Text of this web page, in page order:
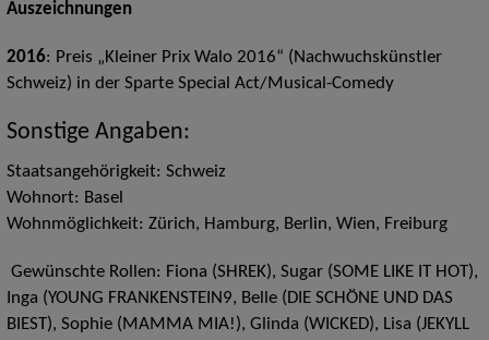
Auszeichnungen
2016: Preis „Kleiner Prix Walo 2016“ (Nachwuchskünstler
Schweiz) in der Sparte Special Act/Musical-Comedy
Sonstige Angaben:
Staatsangehörigkeit: Schweiz
Wohnort: Basel
Wohnmöglichkeit: Zürich, Hamburg, Berlin, Wien, Freiburg
Gewünschte Rollen: Fiona (SHREK), Sugar (SOME LIKE IT HOT),
Inga (YOUNG FRANKENSTEIN9, Belle (DIE SCHÖNE UND DAS
BIEST), Sophie (MAMMA MIA!), Glinda (WICKED), Lisa (JEKYLL